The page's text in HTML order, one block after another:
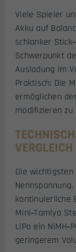
Viele Spieler
Akku auf
schlanker
Schwerpunkt
Ausladung im
Praktisch: Die
ermöglichen
modifizieren zu
VERGLEICH
Die wichtigsten
kontinuierliche
Mini‑Tamiya
LiPo ein
geringerem